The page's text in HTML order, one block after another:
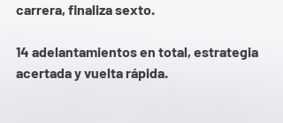
carrera, finaliza sexto.
14 adelantamientos en total, estrategia
acertada y vuelta rápida.